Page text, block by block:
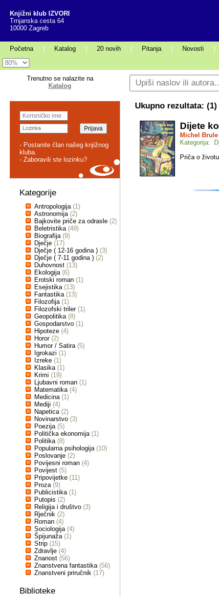
Knjižni klub IZVORI
Trnjanska cesta 64
10000 Zagreb
Početna Katalog 20 novih Pitanja Novosti
Trenutno se nalazite na
Katalog
- Postanite član našeg knjižnog
kluba.
- Zaboravili ste lozinku?
Kategorije
Antropologija (1)
Astronomija (2)
Bajkovite priče za odrasle (2)
Beletristika (49)
Biografija (9)
Dječje (17)
Dječje ( 12-16 godina ) (3)
Dječje ( 7-11 godina ) (2)
Duhovnost (13)
Ekologija (6)
Erotski roman (1)
Esejistika (13)
Fantastika (13)
Filozofija (1)
Filozofski triler (1)
Geopolitika (8)
Gospodarstvo (1)
Hipoteze (4)
Horor (2)
Humor / Satira (5)
Igrokazi (1)
Izreke (1)
Klasika (1)
Krimi (19)
Ljubavni roman (1)
Matematika (4)
Medicina (1)
Mediji (4)
Napetica (2)
Novinarstvo (3)
Poezija (5)
Politička ekonomija (1)
Politika (8)
Popularna psihologija (10)
Poslovanje (2)
Povijesni roman (4)
Povijest (5)
Pripovijetke (11)
Proza (9)
Publicistika (1)
Putopis (2)
Religija i društvo (3)
Rječnik (2)
Roman (4)
Sociologija (4)
Špijunaža (1)
Strip (15)
Zdravlje (4)
Znanost (56)
Znanstvena fantastika (56)
Znanstveni priručnik (17)
Biblioteke
Ukupno rezultata: (1)
Dijete
Michel Brule
Kategorija:
Priča o